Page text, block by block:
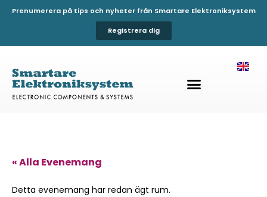
Prenumerera på tips och nyheter från Smartare Elektroniksystem
Registrera dig
« Alla Evenemang
Detta evenemang har redan ägt rum.